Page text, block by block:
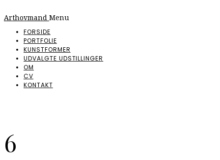
Arthovmand Menu
FORSIDE
PORTFOLIE
KUNSTFORMER
UDVALGTE UDSTILLINGER
OM
CV
KONTAKT
6